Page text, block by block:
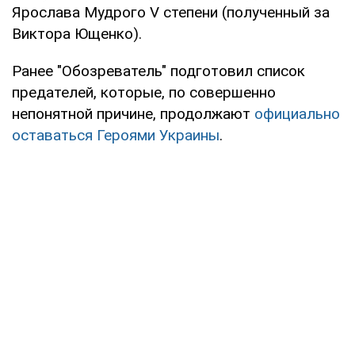
Ярослава Мудрого V степени (полученный за
Виктора Ющенко).
Ранее "Обозреватель" подготовил список
предателей, которые, по совершенно
непонятной причине, продолжают официально
оставаться Героями Украины.